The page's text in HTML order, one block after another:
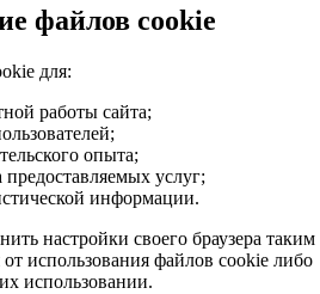
файлов cookie
для:
работы сайта;
опыта;
услуг;
информации.
настройки своего браузера таким
от использования файлов cookie либо
использовании.